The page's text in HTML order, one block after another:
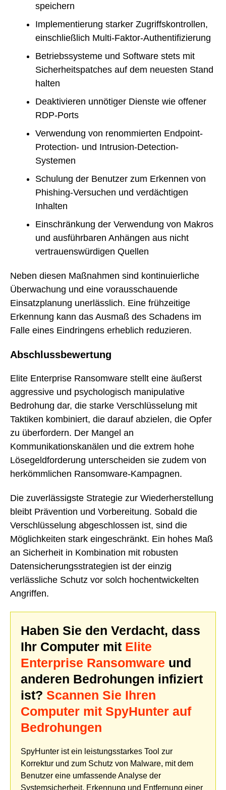
speichern
Implementierung starker Zugriffskontrollen,
einschließlich Multi-Faktor-Authentifizierung
Betriebssysteme und Software stets mit
Sicherheitspatches auf dem neuesten Stand
halten
Deaktivieren unnötiger Dienste wie offener
RDP-Ports
Verwendung von renommierten Endpoint-
Protection- und Intrusion-Detection-
Systemen
Schulung der Benutzer zum Erkennen von
Phishing-Versuchen und verdächtigen
Inhalten
Einschränkung der Verwendung von Makros
und ausführbaren Anhängen aus nicht
vertrauenswürdigen Quellen
Neben diesen Maßnahmen sind kontinuierliche
Überwachung und eine vorausschauende
Einsatzplanung unerlässlich. Eine frühzeitige
Erkennung kann das Ausmaß des Schadens im
Falle eines Eindringens erheblich reduzieren.
Abschlussbewertung
Elite Enterprise Ransomware stellt eine äußerst
aggressive und psychologisch manipulative
Bedrohung dar, die starke Verschlüsselung mit
Taktiken kombiniert, die darauf abzielen, die Opfer
zu überfordern. Der Mangel an
Kommunikationskanälen und die extrem hohe
Lösegeldforderung unterscheiden sie zudem von
herkömmlichen Ransomware-Kampagnen.
Die zuverlässigste Strategie zur Wiederherstellung
bleibt Prävention und Vorbereitung. Sobald die
Verschlüsselung abgeschlossen ist, sind die
Möglichkeiten stark eingeschränkt. Ein hohes Maß
an Sicherheit in Kombination mit robusten
Datensicherungsstrategien ist der einzig
verlässliche Schutz vor solch hochentwickelten
Angriffen.
Haben Sie den Verdacht, dass
Ihr Computer mit Elite
Enterprise Ransomware und
anderen Bedrohungen infiziert
ist? Scannen Sie Ihren
Computer mit SpyHunter auf
Bedrohungen
SpyHunter ist ein leistungsstarkes Tool zur
Korrektur und zum Schutz von Malware, mit dem
Benutzer eine umfassende Analyse der
Systemsicherheit, Erkennung und Entfernung einer